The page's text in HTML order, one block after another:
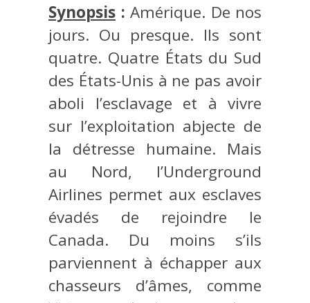
Synopsis : Amérique. De nos
jours. Ou presque. Ils sont
quatre. Quatre États du Sud
des États-Unis à ne pas avoir
aboli l’esclavage et à vivre
sur l’exploitation abjecte de
la détresse humaine. Mais
au Nord, l’Underground
Airlines permet aux esclaves
évadés de rejoindre le
Canada. Du moins s’ils
parviennent à échapper aux
chasseurs d’âmes, comme